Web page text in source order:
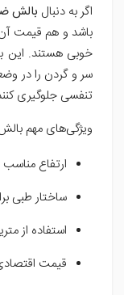
اگر به دنبال بالش
باشد و هم قیمت
خوبی هستند. این
سر و گردن را در
تنفسی جلوگیری
ویژگی‌های مهم
ارتفاع
ساختار طبی
استفاده از
قیمت